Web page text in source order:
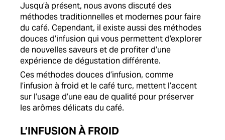
Jusqu’à présent, nous avons discuté des
méthodes traditionnelles et modernes pour faire
du café. Cependant, il existe aussi des méthodes
douces d’infusion qui vous permettent d’explorer
de nouvelles saveurs et de profiter d’une
expérience de dégustation différente.
Ces méthodes douces d’infusion, comme
l’infusion à froid et le café turc, mettent l’accent
sur l’usage d’une eau de qualité pour préserver
les arômes délicats du café.
L’INFUSION À FROID